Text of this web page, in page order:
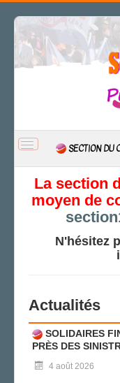
BASCULER
NAVIGATION
SECTION DU
ACTUALITÉ
CSAL
CAP/Recours
LE BERRY
LA SECTION
La section
moyen de
N'hésitez
Actualités
SOLIDAIRES
PRÈS DES
4 août 2026